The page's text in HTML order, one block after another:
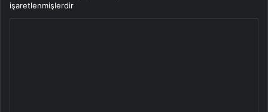
işaretlenmişlerdir